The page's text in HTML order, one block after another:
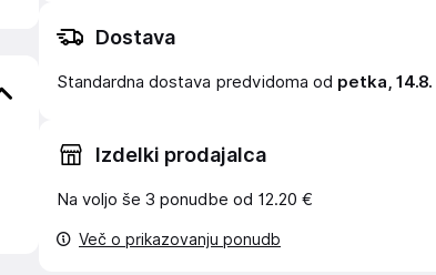
Dostava
Standardna dostava predvidoma od petka, 14.8.
Izdelki prodajalca
Na voljo še 3 ponudbe od 12.20 €
Več o prikazovanju ponudb